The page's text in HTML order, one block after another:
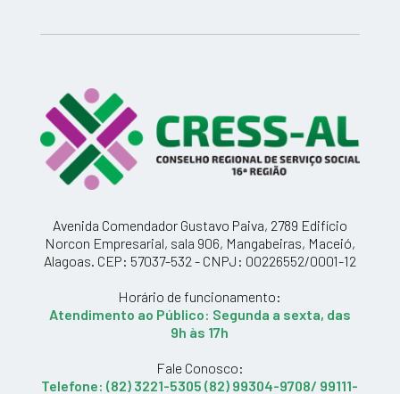
Avenida Comendador Gustavo Paiva, 2789 Edifício
Norcon Empresarial, sala 906, Mangabeiras, Maceió,
Alagoas. CEP: 57037-532 - CNPJ: 00226552/0001-12
Horário de funcionamento:
Atendimento ao Público: Segunda a sexta, das
9h às 17h
Fale Conosco:
Telefone: (82) 3221-5305 (82) 99304-9708/ 99111-